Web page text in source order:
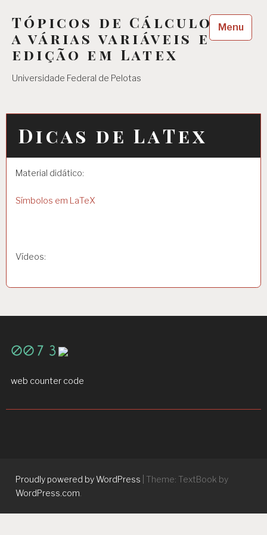
content
Tópicos de Cálculo
a várias variáveis e
edição em Latex
Universidade Federal de Pelotas
Menu
Dicas de LaTex
Material didático:
Símbolos em LaTeX
Vídeos:
web counter code
Proudly powered by WordPress
Theme: TextBook by
WordPress.com